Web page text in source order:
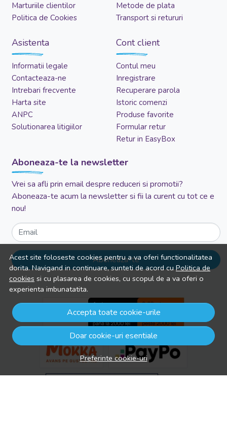
Acest site foloseste cookies pentru a va oferi functionalitatea
dorita. Navigand in continuare, sunteti de acord cuPolitica de
cookies si cu plasarea de cookies, cu scopul de a va oferi o
experienta imbunatatita.
Accepta toate cookie-urile
Doar cookie-uri esentiale
Preferinte cookie-uri
Marturiile clientilor
Politica de Cookies
Metode de plata
Transport si retururi
Asistenta
Informatii legale
Contacteaza-ne
Intrebari frecvente
Harta site
ANPC
Solutionarea litigiilor
Cont client
Contul meu
Inregistrare
Recuperare parola
Istoric comenzi
Produse favorite
Formular retur
Retur in EasyBox
Aboneaza-te la newsletter
Vrei sa afli prin email despre reduceri si promotii?
Aboneaza-te acum la newsletter si fii la curent cu tot ce e
nou!
Email
Aboneaza-te